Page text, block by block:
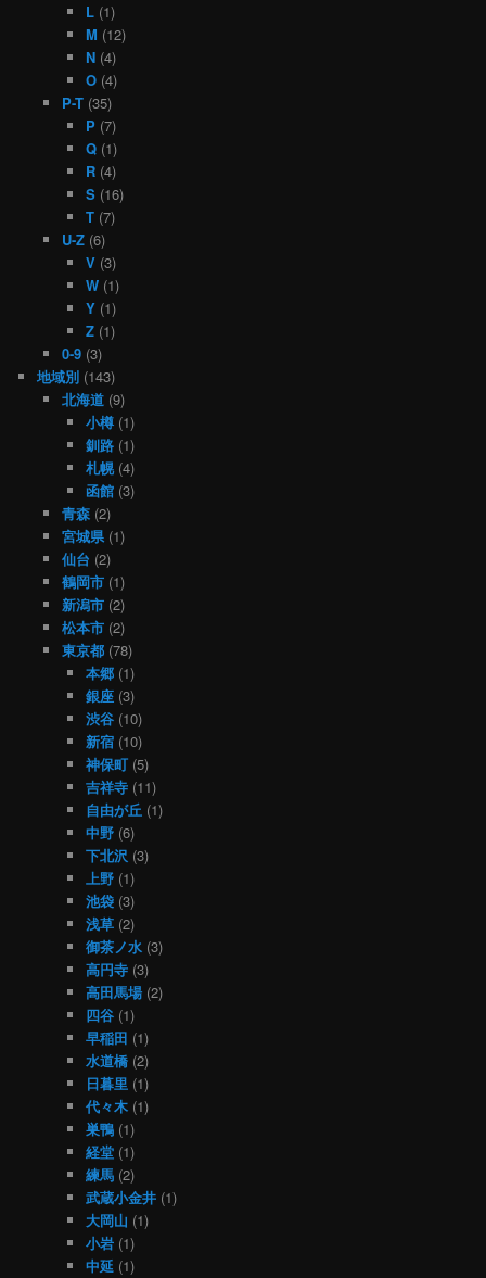
L (1)
M (12)
N (4)
O (4)
P-T(35)
P (7)
Q (1)
R (4)
S (16)
T (7)
U-Z(6)
V (3)
W (1)
Y (1)
Z (1)
0-9(3)
地域別 (143)
北海道(9)
小樽 (1)
釧路 (1)
札幌(4)
函館 (3)
青森(2)
宮城県(1)
仙台 (2)
鶴岡市(1)
新潟市(2)
松本市(2)
東京都(78)
本郷 (1)
銀座 (3)
渋谷 (10)
新宿 (10)
神保町 (5)
吉祥寺 (11)
自由が丘 (1)
中野 (6)
下北沢 (3)
上野 (1)
池袋 (3)
浅草 (2)
御茶ノ水 (3)
高円寺 (3)
高田馬場 (2)
四谷 (1)
早稲田 (1)
水道橋 (2)
日暮里 (1)
代々木 (1)
巣鴨 (1)
経堂 (1)
練馬 (2)
武蔵小金井 (1)
大岡山 (1)
小岩 (1)
中延 (1)